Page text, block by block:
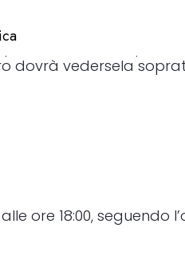
Il favore del
dovrà vedersela
ore 18:00, seguendo